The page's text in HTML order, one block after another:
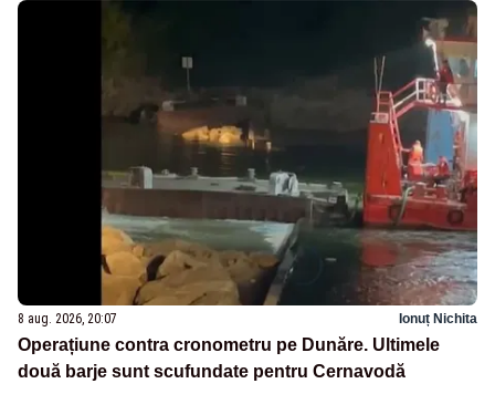
8 aug. 2026, 20:07 Ionuț Nichita
Operațiune contra cronometru pe Dunăre. Ultimele
două barje sunt scufundate pentru Cernavodă